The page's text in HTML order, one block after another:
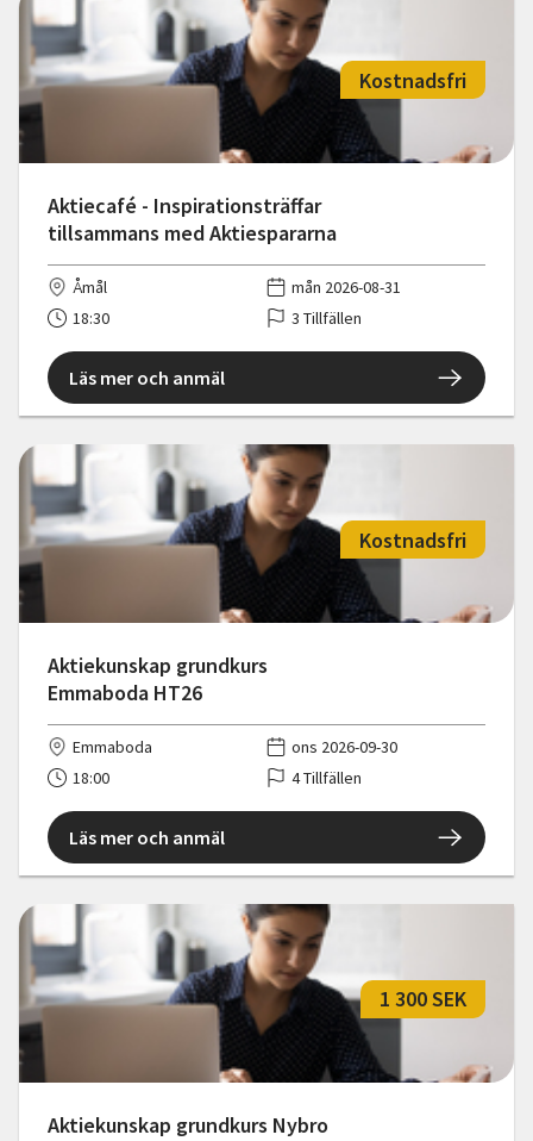
Aktiecafé - Inspirationsträffar
tillsammans med Aktiespararna
Kostnadsfri
Åmål
mån 2026-08-31
18:30
3 Tillfällen
Läs mer och anmäl
Aktiekunskap grundkurs
Emmaboda HT26
Kostnadsfri
Emmaboda
ons 2026-09-30
18:00
4 Tillfällen
Läs mer och anmäl
Aktiekunskap grundkurs Nybro
1 300 SEK